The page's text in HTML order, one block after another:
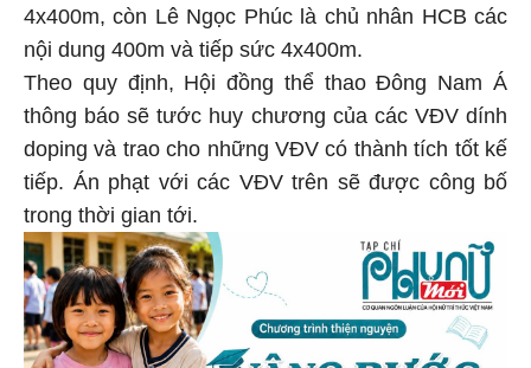
4x400m, còn Lê Ngọc Phúc là chủ nhân HCB các
nội dung 400m và tiếp sức 4x400m.
Theo quy định, Hội đồng thể thao Đông Nam Á
thông báo sẽ tước huy chương của các VĐV dính
doping và trao cho những VĐV có thành tích tốt kế
tiếp. Án phạt với các VĐV trên sẽ được công bố
trong thời gian tới.